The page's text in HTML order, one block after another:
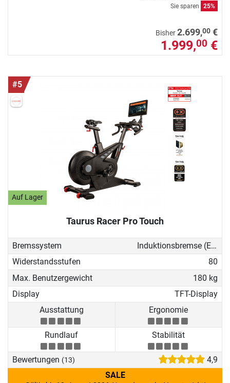
Sie sparen
25%
Bisher2.699,00 €
1.999,00 €
#5
Auf Lager
Taurus Racer Pro Touch
Bremssystem
Induktionsbremse (EMS)
Widerstandsstufen
80
Max. Benutzergewicht
180 kg
Display
TFT-Display
Ausstattung
Ergonomie
Rundlauf Stabilität
Bewertungen (13)
4,9
SALE